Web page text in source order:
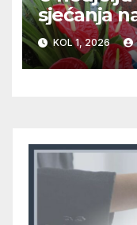
sjećanja
KOL 1, 2026